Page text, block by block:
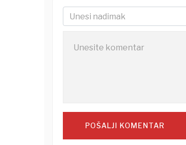
POŠALJI KOMENTAR